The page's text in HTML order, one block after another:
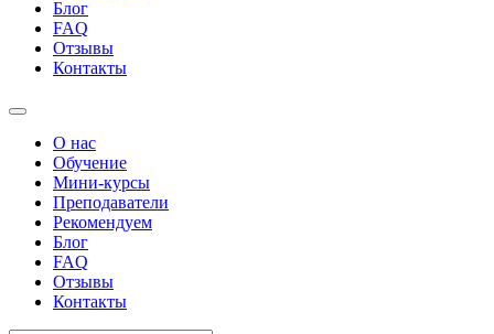
Блог
FAQ
Отзывы
Контакты
О нас
Обучение
Мини-курсы
Преподаватели
Рекомендуем
Блог
FAQ
Отзывы
Контакты